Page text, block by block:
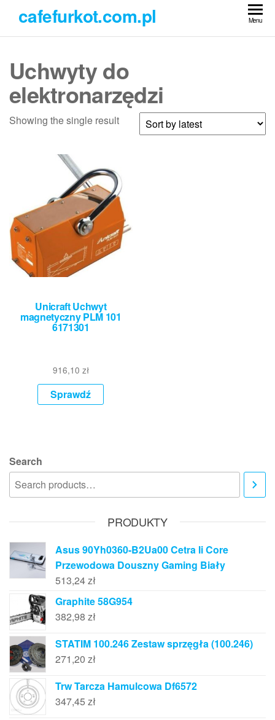
treści
cafefurkot.com.pl Menu
Uchwyty do
elektronarzędzi
Showing the single result
Unicraft Uchwyt
magnetyczny PLM 101
6171301
916,10 zł
Sprawdź
Search
PRODUKTY
Asus 90Yh0360-B2Ua00 Cetra Ii Core
Przewodowa Douszny Gaming Biały
513,24zł
Graphite 58G954
382,98 zł
STATIM 100.246 Zestaw sprzęgła (100.246)
271,20 zł
Trw Tarcza Hamulcowa Df6572
347,45 zł